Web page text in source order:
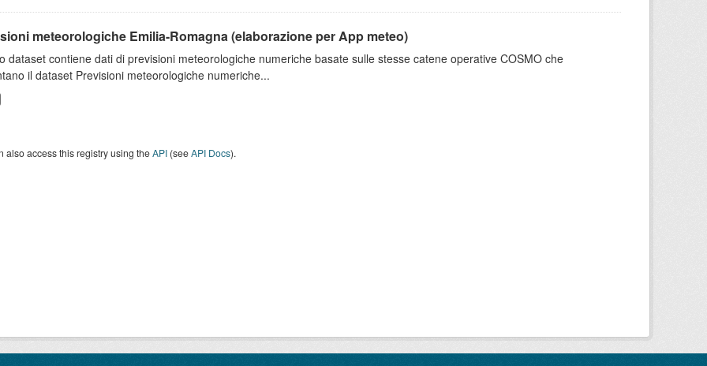
meteorologiche Emilia-Romagna (elaborazione per App meteo)
dataset contiene dati di previsioni meteorologiche numeriche basate sulle stesse catene operative COSMO che
il dataset Previsioni meteorologiche numeriche...
also access this registry using theAPI(seeAPI Docs).